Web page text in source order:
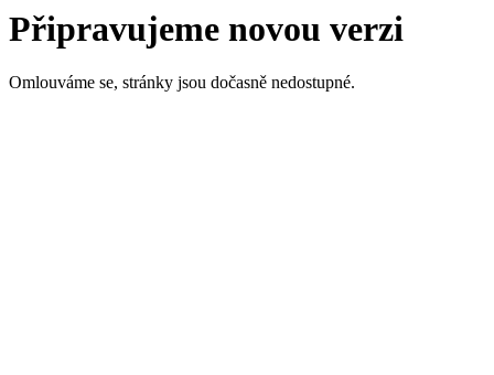
Připravujeme novou verzi
Omlouváme se, stránky jsou dočasně nedostupné.